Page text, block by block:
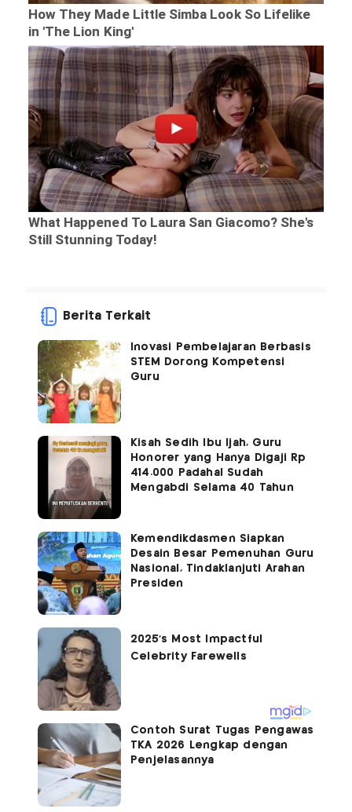
Berita Terkait
Inovasi Pembelajaran Berbasis
STEM Dorong Kompetensi
Guru
Kisah Sedih Ibu Ijah, Guru
Honorer yang Hanya Digaji Rp
414.000 Padahal Sudah
Mengabdi Selama 40 Tahun
Kemendikdasmen Siapkan
Desain Besar Pemenuhan Guru
Nasional, Tindaklanjuti Arahan
Presiden
Contoh Surat Tugas Pengawas
TKA 2026 Lengkap dengan
Penjelasannya